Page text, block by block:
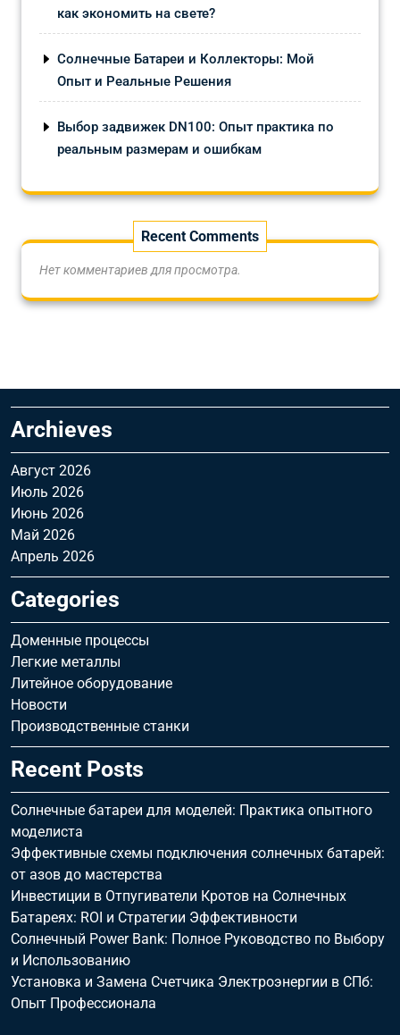
как экономить на свете?
Солнечные Батареи и Коллекторы: Мой
Опыт и Реальные Решения
Выбор задвижек DN100: Опыт практика по
реальным размерам и ошибкам
Recent Comments
Нет комментариев для просмотра.
Archieves
Август 2026
Июль 2026
Июнь 2026
Май 2026
Апрель 2026
Categories
Доменные процессы
Легкие металлы
Литейное оборудование
Новости
Производственные станки
Recent Posts
Солнечные батареи для моделей: Практика опытного
моделиста
Эффективные схемы подключения солнечных батарей:
от азов до мастерства
Инвестиции в Отпугиватели Кротов на Солнечных
Батареях: ROI и Стратегии Эффективности
Солнечный Power Bank: Полное Руководство по Выбору
и Использованию
Установка и Замена Счетчика Электроэнергии в СПб:
Опыт Профессионала